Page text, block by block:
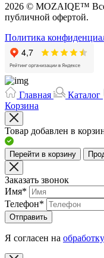
2026 © MOZAIQE™
публичной офертой.
Политика
Главная Каталог
Корзина
Товар добавлен в
Перейти в корзину
Заказать звонок
Имя*
Телефон*
Отправить
Я согласен на